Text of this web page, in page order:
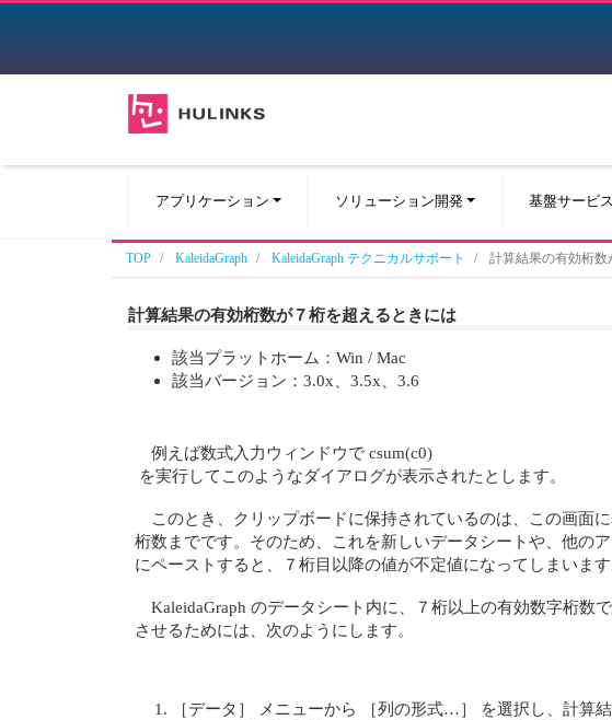
アプリケーション ソリューション開発 基盤サービス
TOP KaleidaGraph KaleidaGraph テクニカルサポート 計算結果の有効桁
計算結果の有効桁数が７桁を超えるときには
該当プラットホーム：Win / Mac
該当バージョン：3.0x、3.5x、3.6
例えば数式入力ウィンドウで csum(c0)
を実行してこのようなダイアログが表示されたとします。
このとき、クリップボードに保持されているのは、この画面
桁数までです。そのため、これを新しいデータシートや、他の
にペーストすると、７桁目以降の値が不定値になってしまいます
KaleidaGraph のデータシート内に、７桁以上の有効数字桁数
させるためには、次のようにします。
［データ］ メニューから ［列の形式…］ を選択し、計算